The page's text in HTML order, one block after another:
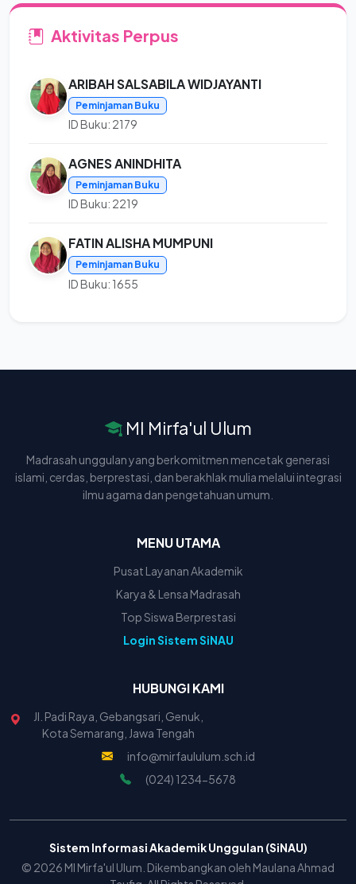
Aktivitas Perpus
ARIBAH SALSABILA WIDJAYANTI
Peminjaman Buku
ID Buku: 2179
AGNES ANINDHITA
Peminjaman Buku
ID Buku: 2219
FATIN ALISHA MUMPUNI
Peminjaman Buku
ID Buku: 1655
MI Mirfa'ul Ulum
Madrasah unggulan yang berkomitmen mencetak generasi
islami, cerdas, berprestasi, dan berakhlak mulia melalui integrasi
ilmu agama dan pengetahuan umum.
MENU UTAMA
Pusat Layanan Akademik
Karya & Lensa Madrasah
Top Siswa Berprestasi
Login Sistem SiNAU
HUBUNGI KAMI
Jl. Padi Raya, Gebangsari, Genuk,
Kota Semarang, Jawa Tengah
info@mirfaululum.sch.id
(024) 1234-5678
Sistem Informasi Akademik Unggulan (SiNAU)
© 2026 MI Mirfa'ul Ulum. Dikembangkan oleh Maulana Ahmad